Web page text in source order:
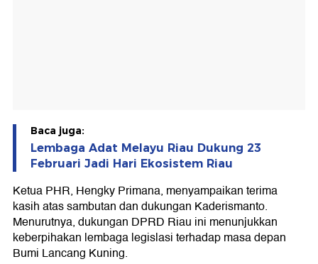
Baca juga:
Lembaga Adat Melayu Riau Dukung 23
Februari Jadi Hari Ekosistem Riau
Ketua PHR, Hengky Primana, menyampaikan terima
kasih atas sambutan dan dukungan Kaderismanto.
Menurutnya, dukungan DPRD Riau ini menunjukkan
keberpihakan lembaga legislasi terhadap masa depan
Bumi Lancang Kuning.